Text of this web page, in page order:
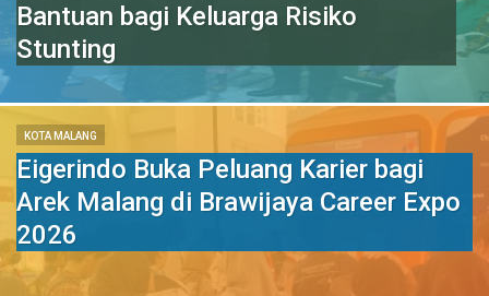
Bantuan bagi Keluarga Risiko
Stunting
KOTA MALANG
Eigerindo Buka Peluang Karier bagi
Arek Malang di Brawijaya Career Expo
2026